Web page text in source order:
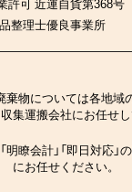
整理士優良事業所
棄物については各地域
集運搬会社にお任せ
明瞭会計」「即日対応
にお任せください。